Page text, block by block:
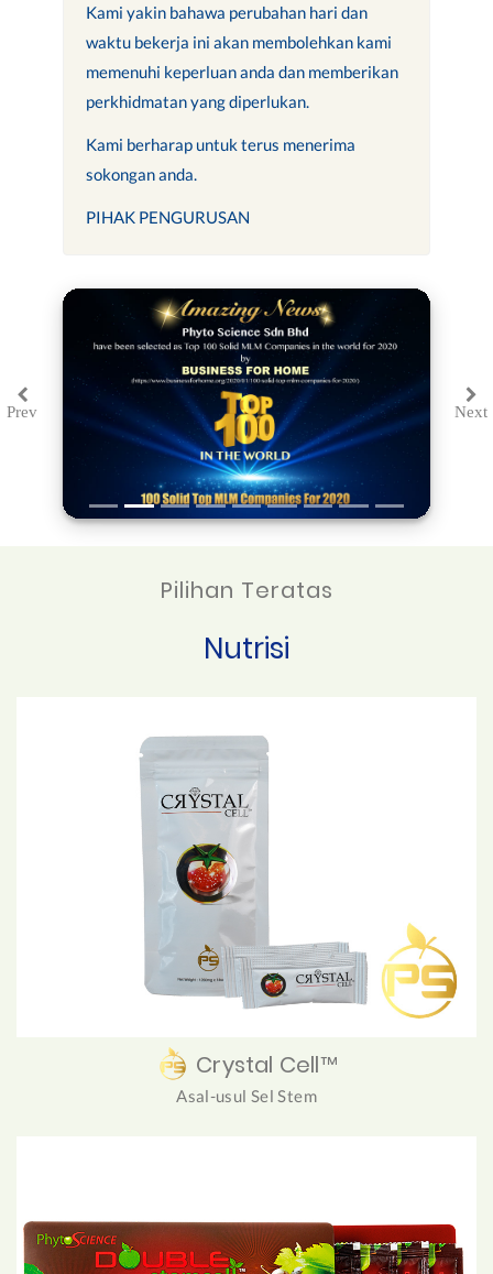
Kami yakin bahawa perubahan hari dan
waktu bekerja ini akan membolehkan kami
memenuhi keperluan anda dan memberikan
perkhidmatan yang diperlukan.
Kami berharap untuk terus menerima
sokongan anda.
PIHAK PENGURUSAN
PrevPrevious Next
Pilihan Teratas
Nutrisi
Crystal Cell™
Asal-usul Sel Stem